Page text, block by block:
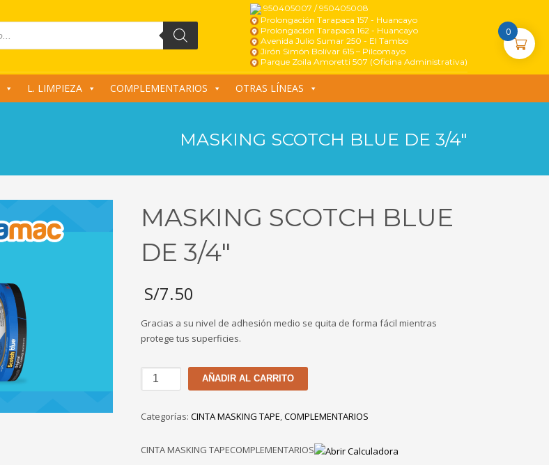
950405007 / 950405008
Prolongación Tarapaca 157 - Huancayo
Prolongación Tarapaca 162 - Huancayo
Avenida Julio Sumar 250 - El Tambo
Jirón Simón Bolívar 615 – Pilcomayo
Parque Zoila Amoretti 507 (Oficina Administrativa)
L. LIMPIEZA COMPLEMENTARIOS OTRAS LÍNEAS
MASKING SCOTCH BLUE DE 3/4″
MASKING SCOTCH BLUE
DE 3/4″
S/7.50
Gracias a su nivel de adhesión medio se quita de forma fácil mientras
protege tus superficies.
MASKING
SCOTCH
DE
cantidad
AÑADIR AL CARRITO
Categorías:CINTA MASKING TAPE,COMPLEMENTARIOS
CINTA MASKING TAPECOMPLEMENTARIOS
0